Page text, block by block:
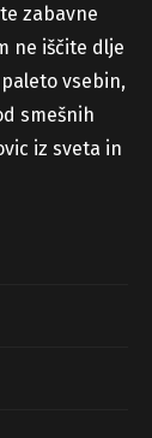
zabavne
ne iščite dlje
vsebin,
smešnih
iz sveta in